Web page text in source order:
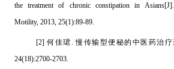
the treatment of chronic constipation in
Motility, 2013, 25(1):89-89.
[2] 何佳珺. 慢传输型便秘的中医药治疗
24(18):2700-2703.